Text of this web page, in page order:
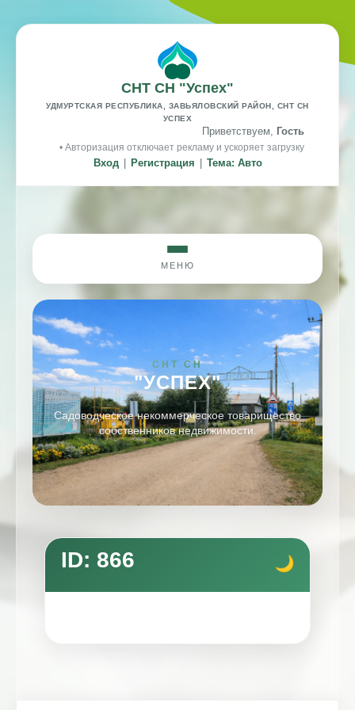
СНТ СН "Успех"
УДМУРТСКАЯ РЕСПУБЛИКА, ЗАВЬЯЛОВСКИЙ РАЙОН, СНТ СН
УСПЕХ
Приветствуем, Гость
• Авторизация отключает рекламу и ускоряет загрузку
Вход Регистрация Тема: Авто
МЕНЮ
СНТ СН
"УСПЕХ"
Садоводческое некоммерческое товарищество
собственников недвижимости.
ID: 866